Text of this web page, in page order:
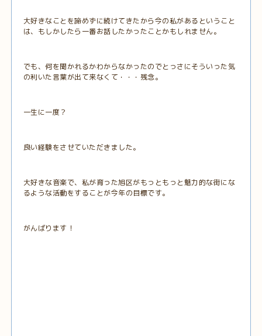
大好きなことを諦めずに続けてきたから今の私があるということ
は、もしかしたら一番お話したかったことかもしれません。
でも、何を聞かれるかわからなかったのでとっさにそういった気
の利いた言葉が出て来なくて・・・残念。
一生に一度？
良い経験をさせていただきました。
大好きな音楽で、私が育った旭区がもっともっと魅力的な街にな
るような活動をすることが今年の目標です。
がんばります！